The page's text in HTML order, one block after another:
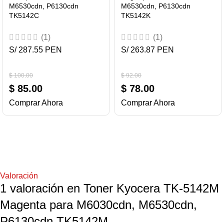
M6530cdn, P6130cdn
TK5142C
(1)
$100.00
$ 85.00
S/ 287.55 PEN
Comprar Ahora
M6530cdn, P6130cdn
TK5142K
(1)
$92.00
$ 78.00
S/ 263.87 PEN
Comprar Ahora
Valoración
1 valoración en Toner Kyocera TK-5142M
Magenta para M6030cdn, M6530cdn,